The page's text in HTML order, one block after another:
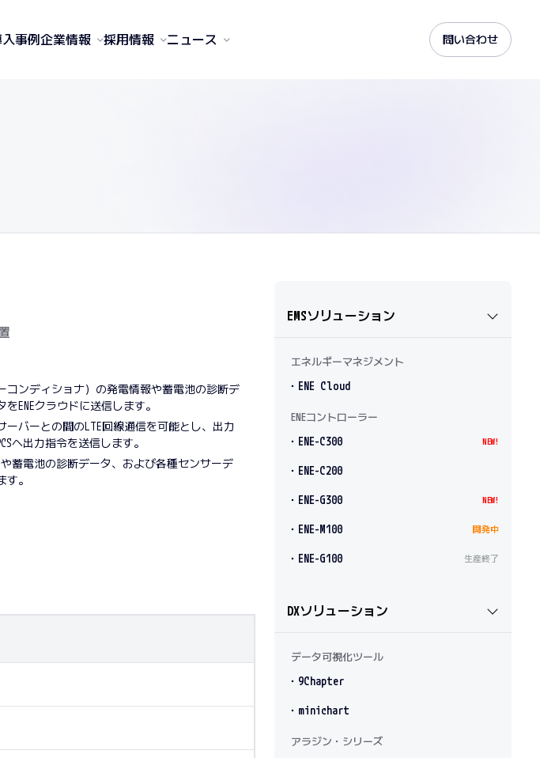
事例企業情報 採用情報 ニュース 問い合わせ
コンディショナ）の発電情報や蓄電池の診断デ
ENEクラウドに送信します。
ーバーとの間のLTE回線通信を可能とし、出力
へ出力指令を送信します。
蓄電池の診断データ、および各種センサーデ
。
EMSソリューション
エネルギーマネジメント
・ENE Cloud
ENEコントローラー
・ENE-C300 NEW!
・ENE-C200
・ENE-G300 NEW!
・ENE-M100 開発中
・ENE-G100 生産終了
DXソリューション
データ可視化ツール
・9Chapter
・minichart
アラジン・シリーズ